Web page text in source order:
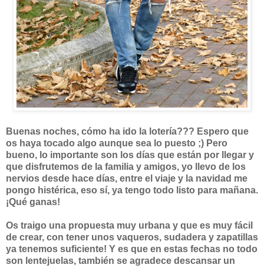
Buenas noches, cómo ha ido la lotería??? Espero que
os haya tocado algo aunque sea lo puesto ;) Pero
bueno, lo importante son los días que están por llegar y
que disfrutemos de la familia y amigos, yo llevo de los
nervios desde hace días, entre el viaje y la navidad me
pongo histérica, eso sí, ya tengo todo listo para mañana.
¡Qué ganas!
Os traigo una propuesta muy urbana y que es muy fácil
de crear, con tener unos vaqueros, sudadera y zapatillas
ya tenemos suficiente! Y es que en estas fechas no todo
son lentejuelas, también se agradece descansar un